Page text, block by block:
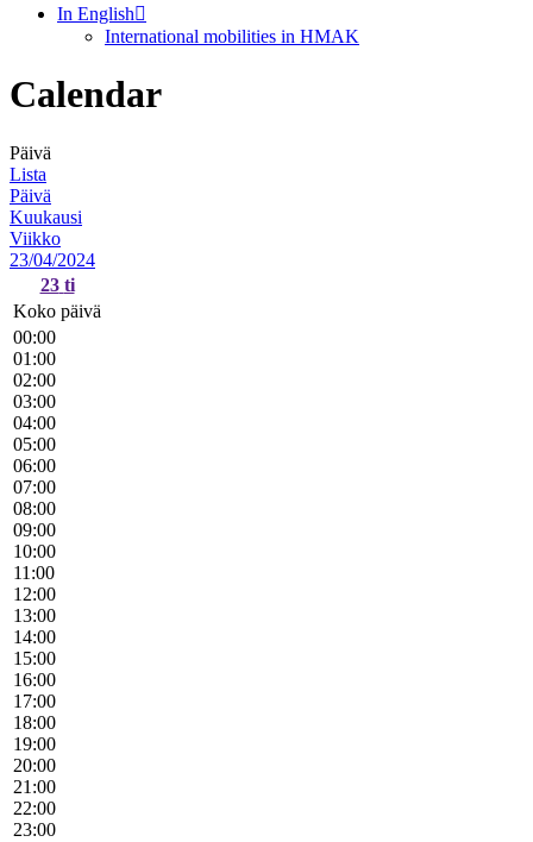
In English
International mobilities in HMAK
Calendar
Päivä
Lista
Päivä
Kuukausi
Viikko
23/04/2024
23 ti
Koko päivä
00:00
01:00
02:00
03:00
04:00
05:00
06:00
07:00
08:00
09:00
10:00
11:00
12:00
13:00
14:00
15:00
16:00
17:00
18:00
19:00
20:00
21:00
22:00
23:00